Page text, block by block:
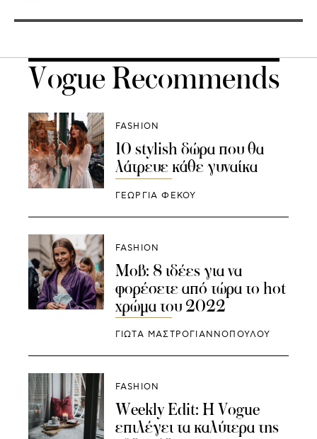
Vogue Recommends
FASHION
10 stylish δώρα που θα
λάτρευε κάθε γυναίκα
ΓΕΩΡΓΙΑ ΦΕΚΟΥ
FASHION
Μοβ: 8 ιδέες για να
φορέσετε από τώρα το hot
χρώμα του 2022
ΓΙΩΤΑ ΜΑΣΤΡΟΓΙΑΝΝΟΠΟΥΛΟΥ
FASHION
Weekly Edit: Η Vogue
επιλέγει τα καλύτερα της